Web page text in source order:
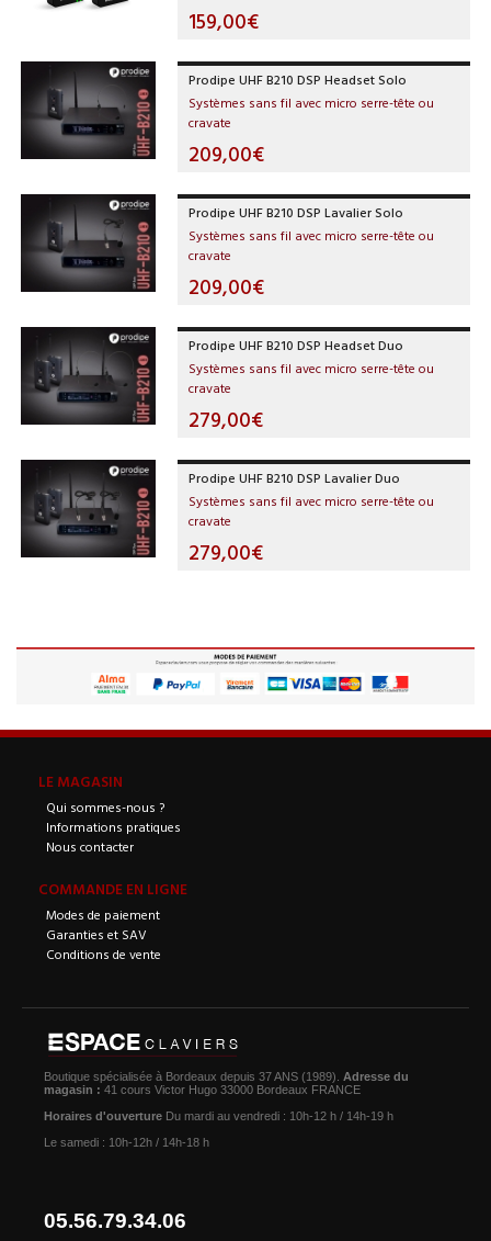
159,00€
Prodipe UHF B210 DSP Headset Solo
Systèmes sans fil avec micro serre-tête ou
cravate
209,00€
Prodipe UHF B210 DSP Lavalier Solo
Systèmes sans fil avec micro serre-tête ou
cravate
209,00€
Prodipe UHF B210 DSP Headset Duo
Systèmes sans fil avec micro serre-tête ou
cravate
279,00€
Prodipe UHF B210 DSP Lavalier Duo
Systèmes sans fil avec micro serre-tête ou
cravate
279,00€
LE MAGASIN
Qui sommes-nous ?
Informations pratiques
Nous contacter
COMMANDE EN LIGNE
Modes de paiement
Garanties et SAV
Conditions de vente
Boutique spécialisée à Bordeaux depuis 37 ANS (1989). Adresse du
magasin : 41 cours Victor Hugo 33000 Bordeaux FRANCE
Horaires d'ouverture Du mardi au vendredi : 10h-12 h / 14h-19 h
Le samedi : 10h-12h / 14h-18 h
05.56.79.34.06